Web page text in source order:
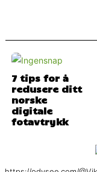
7 tips for å
redusere ditt
norske
digitale
fotavtrykk